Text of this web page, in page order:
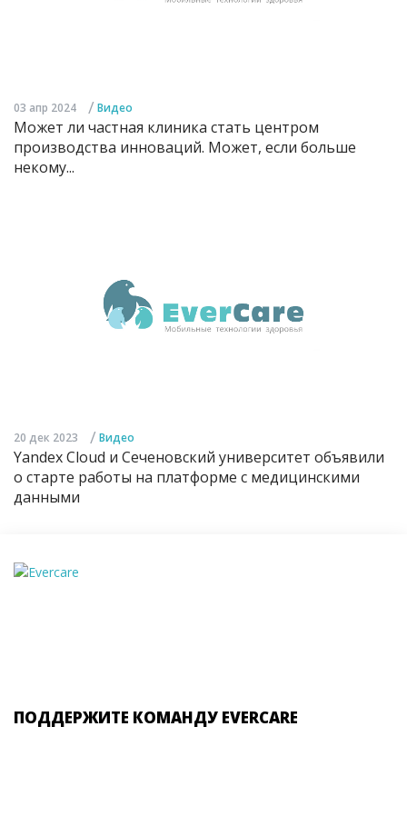
03 апр 2024 / Видео
Может ли частная клиника стать центром
производства инноваций. Может, если больше
некому...
20 дек 2023 / Видео
Yandex Cloud и Сеченовский университет объявили
о старте работы на платформе с медицинскими
данными
ПОДДЕРЖИТЕ КОМАНДУ EVERCARE